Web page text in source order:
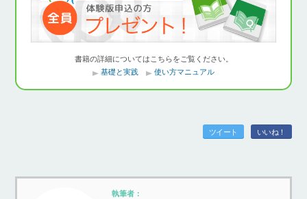
書籍の詳細についてはこちらをご覧ください。
基礎と実践
使い方マニュアル
ツイート いいね！
執筆者：